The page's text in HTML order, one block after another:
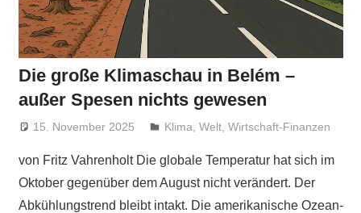
Die große Klimaschau in Belém –
außer Spesen nichts gewesen
15. November 2025 Niki Vogt
Klima ,Welt ,Wirtschaft-Finanzen
von Fritz Vahrenholt Die globale Temperatur hat sich im
Oktober gegenüber dem August nicht verändert. Der
Abkühlungstrend bleibt intakt. Die amerikanische Ozean-